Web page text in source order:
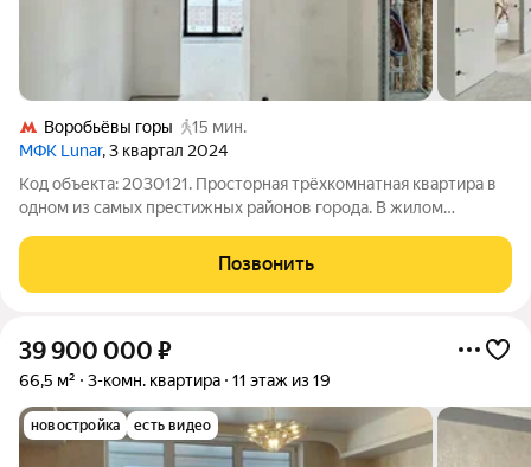
Воробьёвы горы
15 мин.
МФК Lunar, 3 квартал 2024
Код объекта: 2030121. Просторная трёхкомнатная квартира в
одном из самых престижных районов города. В жилом
взрослых, так и детей - наличие лобби, лаундж-зоны с
кофепойнтом, зоны буккроссинга,
Позвонить
39 900 000 ₽
66,5 м² 3-комн. квартира 11 этаж из 19
новостройка есть видео